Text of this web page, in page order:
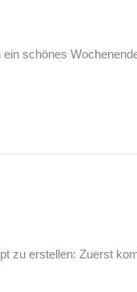
schönes
zu erstellen: Zuerst